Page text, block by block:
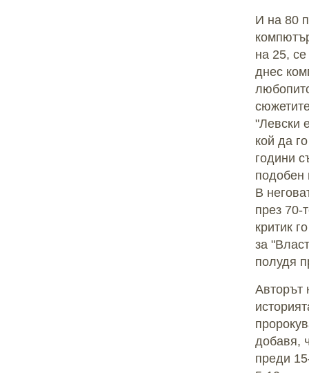
И на 80
на 25,
днес
"Левски
кой да
години
подобен
В
през 70-
критик
за
полудя
Авторът
добавя,
преди